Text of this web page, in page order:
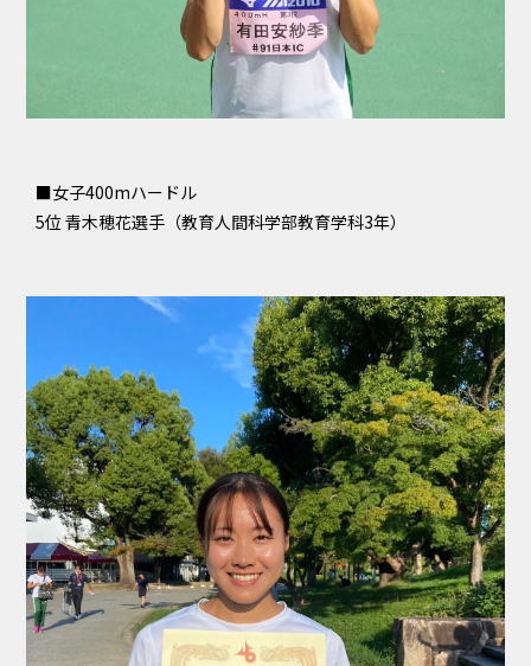
■女子400mハードル
5位 青木穂花選手（教育人間科学部教育学科3年）